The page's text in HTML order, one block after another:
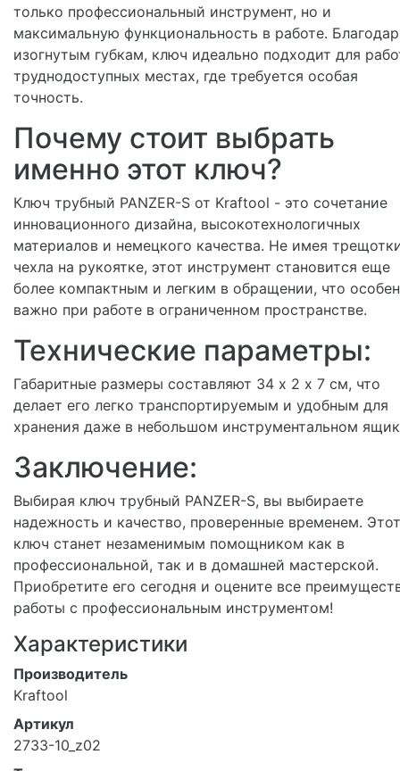
только профессиональный инструмент, но и
максимальную функциональность в работе.
изогнутым губкам, ключ идеально подходит для
труднодоступных местах, где требуется особая
точность.
Почему стоит выбрать
именно этот ключ?
Ключ трубный PANZER-S от Kraftool - это сочетание
инновационного дизайна, высокотехнологичных
материалов и немецкого качества. Не имея
чехла на рукоятке, этот инструмент становится еще
более компактным и легким в обращении, что
важно при работе в ограниченном пространстве.
Технические параметры:
Габаритные размеры составляют 34 х 2 х 7 см, что
делает его легко транспортируемым и удобным для
хранения даже в небольшом инструментальном
Заключение:
Выбирая ключ трубный PANZER-S, вы выбираете
надежность и качество, проверенные временем. Этот
ключ станет незаменимым помощником как в
профессиональной, так и в домашней мастерской.
Приобретите его сегодня и оцените все
работы с профессиональным инструментом!
Характеристики
Производитель
Kraftool
Артикул
2733-10_z02